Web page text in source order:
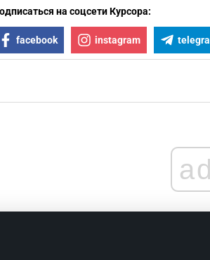
на соцсети Курсора:
facebook instagram
ad